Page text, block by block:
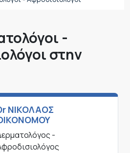
-
στην
ΝΙΚΟΛΑΟΣ
-